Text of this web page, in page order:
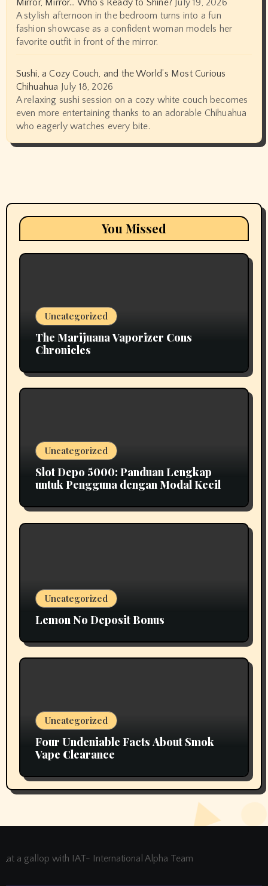
A stylish afternoon in the bedroom turns into a fun
fashion showcase as a confident woman models her
favorite outfit in front of the mirror.
Sushi, a Cozy Couch, and the World’s Most Curious
Chihuahua July 18, 2026
A relaxing sushi session on a cozy white couch becomes
even more entertaining thanks to an adorable Chihuahua
who eagerly watches every bite.
You Missed
Uncategorized
The Marijuana Vaporizer Cons
Chronicles
Uncategorized
Slot Depo 5000: Panduan Lengkap
untuk Pengguna dengan Modal Kecil
Uncategorized
Lemon No Deposit Bonus
Uncategorized
Four Undeniable Facts About Smok
Vape Clearance
at a gallop with IAT- International Alpha Team